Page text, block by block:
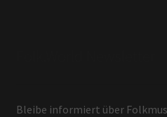
Bleibe informiert über